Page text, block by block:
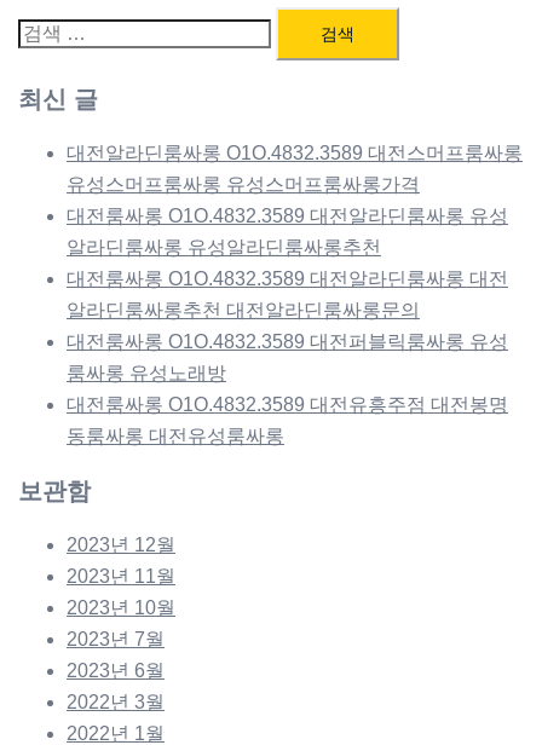
검
최신 글
대전알라딘룸싸롱 O1O.4832.3589 대전스머프룸싸롱
유성스머프룸싸롱 유성스머프룸싸롱가격
대전룸싸롱 O1O.4832.3589 대전알라딘룸싸롱 유성
알라딘룸싸롱 유성알라딘룸싸롱추천
대전룸싸롱 O1O.4832.3589 대전알라딘룸싸롱 대전
알라딘룸싸롱추천 대전알라딘룸싸롱문의
대전룸싸롱 O1O.4832.3589 대전퍼블릭룸싸롱 유성
룸싸롱 유성노래방
대전룸싸롱 O1O.4832.3589 대전유흥주점 대전봉명
동룸싸롱 대전유성룸싸롱
보관함
2023년 12월
2023년 11월
2023년 10월
2023년 7월
2023년 6월
2022년 3월
2022년 1월